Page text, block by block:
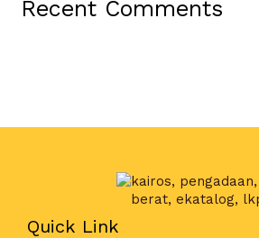
Recent Comments
Quick Link